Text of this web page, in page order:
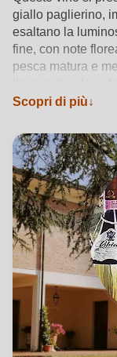
giallo paglierino,
esaltano la
fine, con note
pesca matura e
sua vivace
leggermente
Vedi dettagli del
Scopri di più